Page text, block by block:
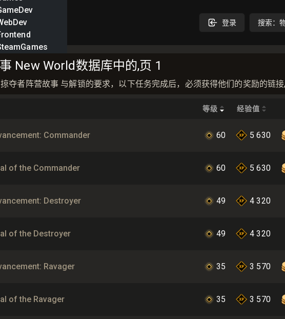
登录 搜索：
New World数据库中的,页 1
夺者阵营故事 与解锁的要求，以下任务完成后，必须获得他们的奖励的链接
等级 经验值
Commander 60 5 630
of the Commander 60 5 630
Destroyer 49 4 320
of the Destroyer 49 4 320
Ravager 35 3 570
of the Ravager 35 3 570